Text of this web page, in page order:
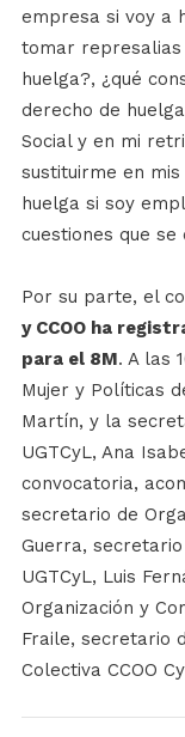
empresa si voy a
tomar represalias
huelga?, ¿qué
derecho de
Social y en mi
sustituirme en
huelga si soy
cuestiones que
Por su parte, el
y CCOO ha
para el 8M. A las
Mujer y Políticas
Martín, y la
UGTCyL, Ana
convocatoria,
secretario de
Guerra, secretario
UGTCyL, Luis
Organización y
Fraile, secretario
Colectiva CCOO